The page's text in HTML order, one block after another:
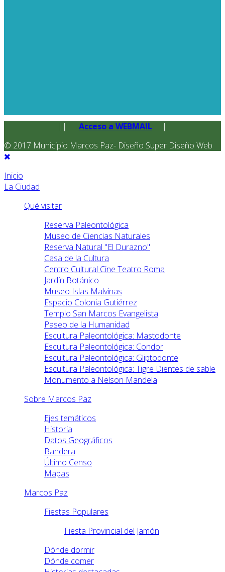
|| Acceso a WEBMAIL
||
© 2017 Municipio Marcos Paz- Diseño Super Diseño Web
Inicio
La Ciudad
Qué visitar
Reserva Paleontológica
Museo de Ciencias Naturales
Reserva Natural "El Durazno"
Casa de la Cultura
Centro Cultural Cine Teatro Roma
Jardín Botánico
Museo Islas Malvinas
Espacio Colonia Gutiérrez
Templo San Marcos Evangelista
Paseo de la Humanidad
Escultura Paleontológica: Mastodonte
Escultura Paleontológica: Condor
Escultura Paleontológica: Gliptodonte
Escultura Paleontológica: Tigre Dientes de sable
Monumento a Nelson Mandela
Sobre Marcos Paz
Ejes temáticos
Historia
Datos Geográficos
Bandera
Último Censo
Mapas
Marcos Paz
Fiestas Populares
Fiesta Provincial del Jamón
Dónde dormir
Dónde comer